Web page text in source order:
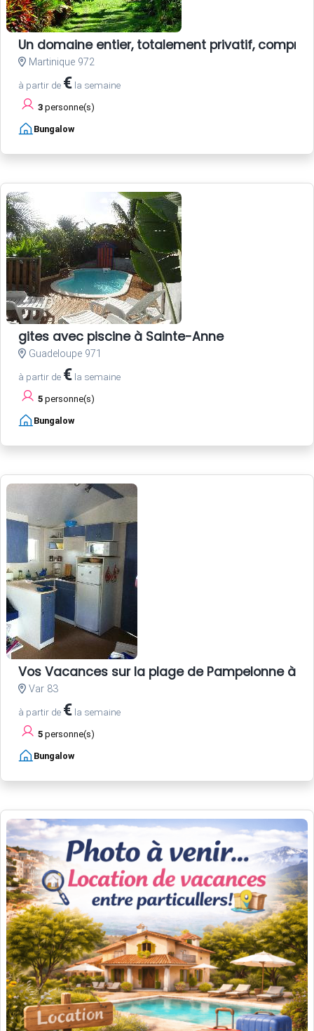
Un domaine entier, totalement privatif,
Martinique 972
à partir de € la semaine
3 personne(s)
Bungalow
gites avec piscine à Sainte-Anne
Guadeloupe 971
à partir de € la semaine
5 personne(s)
Bungalow
Vos Vacances sur la plage de Pampelonne à
Var 83
à partir de € la semaine
5 personne(s)
Bungalow